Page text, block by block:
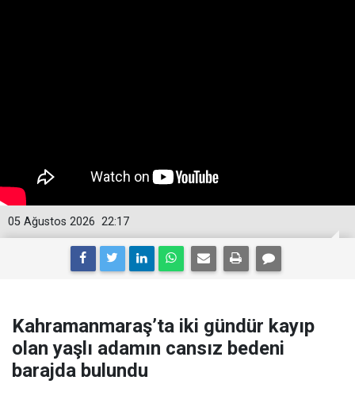
22:17
05 Ağustos 2026
Kahramanmaraş’ta iki gündür kayıp
olan yaşlı adamın cansız bedeni
barajda bulundu